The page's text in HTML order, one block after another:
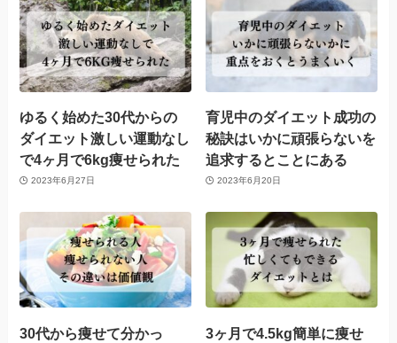
ゆるく始めた30代からの
ダイエット激しい運動なし
で4ヶ月で6kg痩せられた
2023年6月27日
育児中のダイエット成功の
秘訣はいかに頑張らないを
追求するとことにある
2023年6月20日
30代から痩せて分かっ
3ヶ月で4.5kg簡単に痩せ